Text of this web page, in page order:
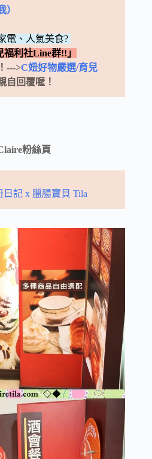
）
電、人氣美食?
利社Line群!!」
--->C妞好物嚴選/育兒
自回覆喔！
粉絲頁
日記 x 臘腸寶貝 Tila